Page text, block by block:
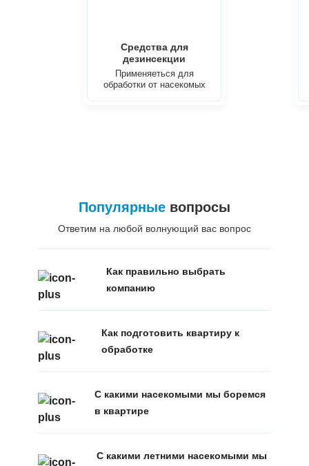
Средства для
дезинсекции
Применяеться для
обработки от насекомых
Популярныевопросы
Ответим на любой волнующий вас вопрос
Как правильно выбрать
компанию
Как подготовить квартиру к
обработке
С какими насекомыми мы боремся
в квартире
С какими летними насекомыми мы